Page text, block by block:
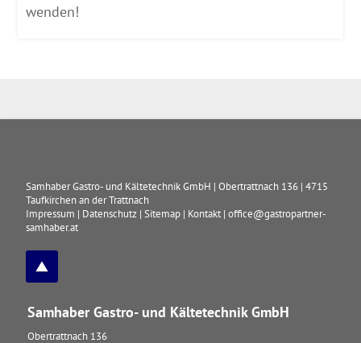
wenden!
Samhaber Gastro- und Kältetechnik GmbH |Obertrattnach 136 |4715
Taufkirchen an der Trattnach
Impressum | Datenschutz |Sitemap | Kontakt |office@gastropartner-
samhaber.at
Samhaber Gastro- und Kältetechnik GmbH
Obertrattnach 136